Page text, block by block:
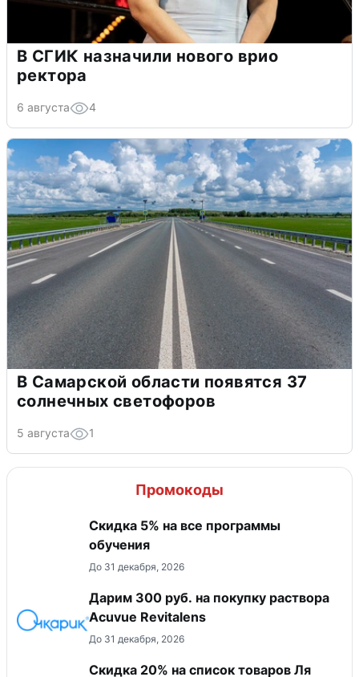
В СГИК назначили нового врио
ректора
6 августа 4
В Самарской области появятся 37
солнечных светофоров
5 августа 1
Промокоды
Скидка 5% на все программы
обучения
До 31 декабря, 2026
Дарим 300 руб. на покупку раствора
Acuvue Revitalens
До 31 декабря, 2026
Скидка 20% на список товаров Ля